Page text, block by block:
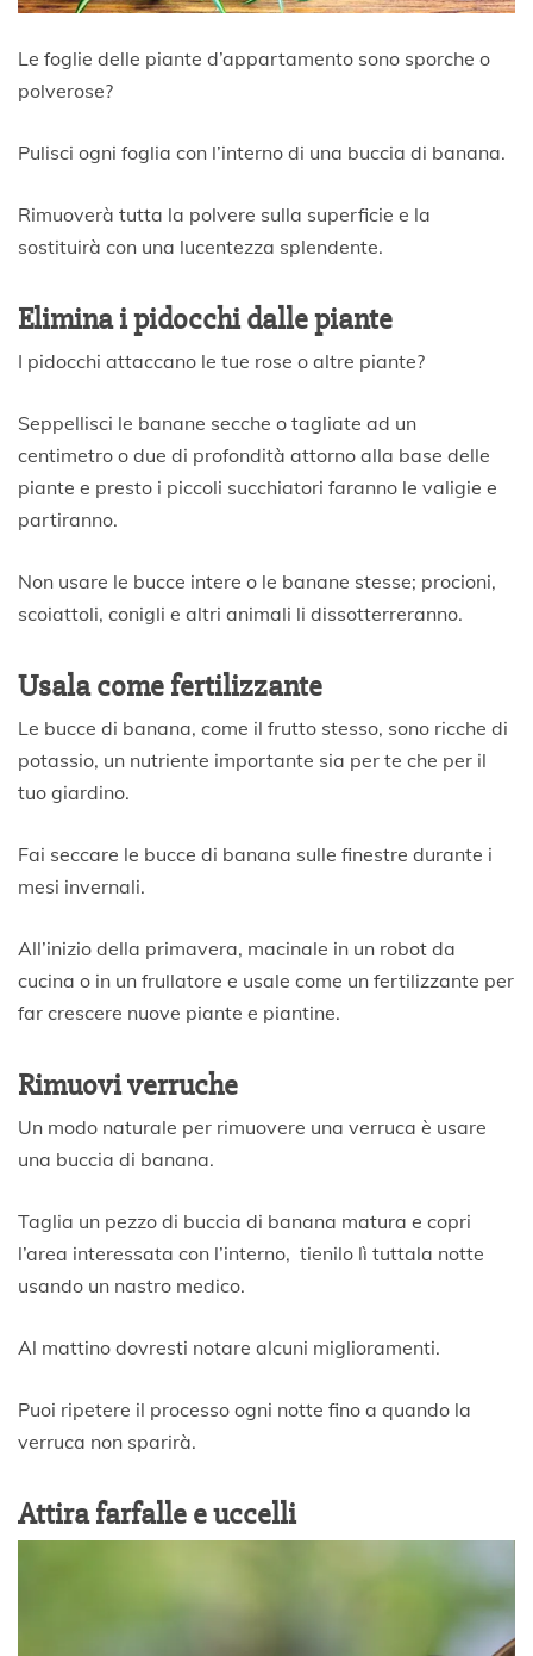
Le foglie delle piante d’appartamento sono sporche o
polverose?
Pulisci ogni foglia con l’interno di una buccia di banana.
Rimuoverà tutta la polvere sulla superficie e la
sostituirà con una lucentezza splendente.
Elimina i pidocchi dalle piante
I pidocchi attaccano le tue rose o altre piante?
Seppellisci le banane secche o tagliate ad un
centimetro o due di profondità attorno alla base delle
piante e presto i piccoli succhiatori faranno le valigie e
partiranno.
Non usare le bucce intere o le banane stesse; procioni,
scoiattoli, conigli e altri animali li dissotterreranno.
Usala come fertilizzante
Le bucce di banana, come il frutto stesso, sono ricche di
potassio, un nutriente importante sia per te che per il
tuo giardino.
Fai seccare le bucce di banana sulle finestre durante i
mesi invernali.
All’inizio della primavera, macinale in un robot da
cucina o in un frullatore e usale come un fertilizzante per
far crescere nuove piante e piantine.
Rimuovi verruche
Un modo naturale per rimuovere una verruca è usare
una buccia di banana.
Taglia un pezzo di buccia di banana matura e copri
l’area interessata con l’interno, tienilo lì tuttala notte
usando un nastro medico.
Al mattino dovresti notare alcuni miglioramenti.
Puoi ripetere il processo ogni notte fino a quando la
verruca non sparirà.
Attira farfalle e uccelli